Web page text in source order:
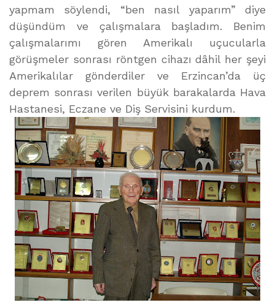
yapmam söylendi, “ben nasıl yaparım” diye
düşündüm ve çalışmalara başladım. Benim
çalışmalarımı gören Amerikalı uçucularla
görüşmeler sonrası röntgen cihazı dâhil her şeyi
Amerikalılar gönderdiler ve Erzincan’da üç
deprem sonrası verilen büyük barakalarda Hava
Hastanesi, Eczane ve Diş Servisini kurdum.